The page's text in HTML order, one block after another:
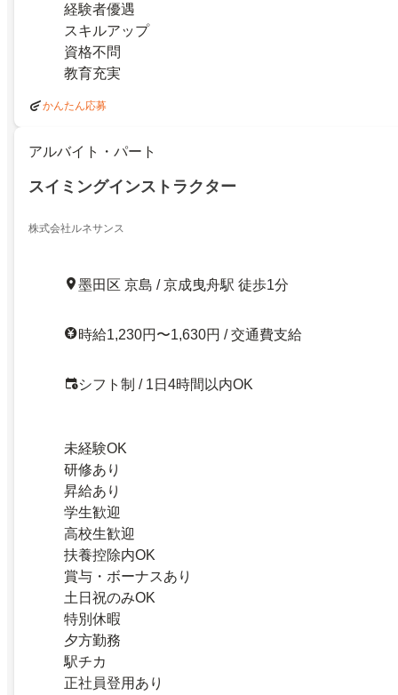
経験者優遇
スキルアップ
資格不問
教育充実
かんたん応募
アルバイト・パート
スイミングインストラクター
株式会社ルネサンス
墨田区 京島 / 京成曳舟駅 徒歩1分
時給1,230円〜1,630円 / 交通費支給
シフト制 / 1日4時間以内OK
未経験OK
研修あり
昇給あり
学生歓迎
高校生歓迎
扶養控除内OK
賞与・ボーナスあり
土日祝のみOK
特別休暇
夕方勤務
駅チカ
正社員登用あり